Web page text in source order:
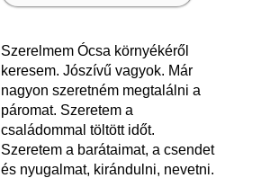
Szerelmem Ócsa környékéről
keresem. Jószívű vagyok. Már
nagyon szeretném megtalálni a
páromat. Szeretem a
családommal töltött időt.
Szeretem a barátaimat, a csendet
és nyugalmat, kirándulni, nevetni.